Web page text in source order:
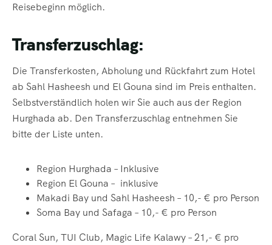
Reisebeginn möglich.
Transferzuschlag:
Die Transferkosten, Abholung und Rückfahrt zum Hotel
ab Sahl Hasheesh und El Gouna sind im Preis enthalten.
Selbstverständlich holen wir Sie auch aus der Region
Hurghada ab. Den Transferzuschlag entnehmen Sie
bitte der Liste unten.
Region Hurghada – Inklusive
Region El Gouna – inklusive
Makadi Bay und Sahl Hasheesh – 10,- € pro Person
Soma Bay und Safaga – 10,- € pro Person
Coral Sun, TUI Club, Magic Life Kalawy – 21,- € pro